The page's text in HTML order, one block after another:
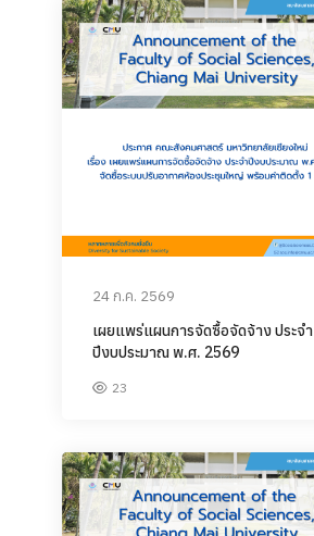
24 ก.ค. 2569
เผยแพร่แผนการจัดซื้อจัดจ้าง ประจำ
ปีงบประมาณ พ.ศ. 2569
23